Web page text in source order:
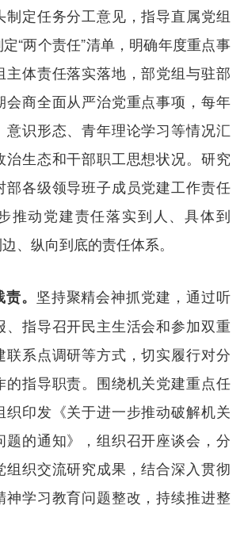
制定任务分工意见，指导直属党组
“两个责任”清单，明确年度重点事
主体责任落实落地，部党组与驻部
会商全面从严治党重点事项，每年
意识形态、青年理论学习等情况汇
治生态和干部职工思想状况。研究
部各级领导班子成员党建工作责任
推动党建责任落实到人、具体到
、纵向到底的责任体系。
。 坚持聚精会神抓党建，通过听
、指导召开民主生活会和参加双重
联系点调研等方式，切实履行对分
的指导职责。围绕机关党建重点任
织印发《关于进一步推动破解机关
题的通知》，组织召开座谈会，分
组织交流研究成果，结合深入贯彻
神学习教育问题整改，持续推进整